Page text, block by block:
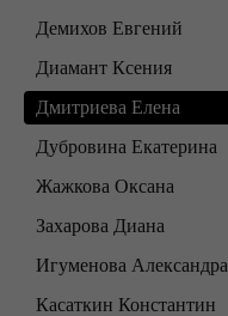
Демихов Евгений
Диамант Ксения
Дмитриева Елена
Дубровина Екатерина
Жажкова Оксана
Захарова Диана
Игуменова Александра
Касаткин Константин